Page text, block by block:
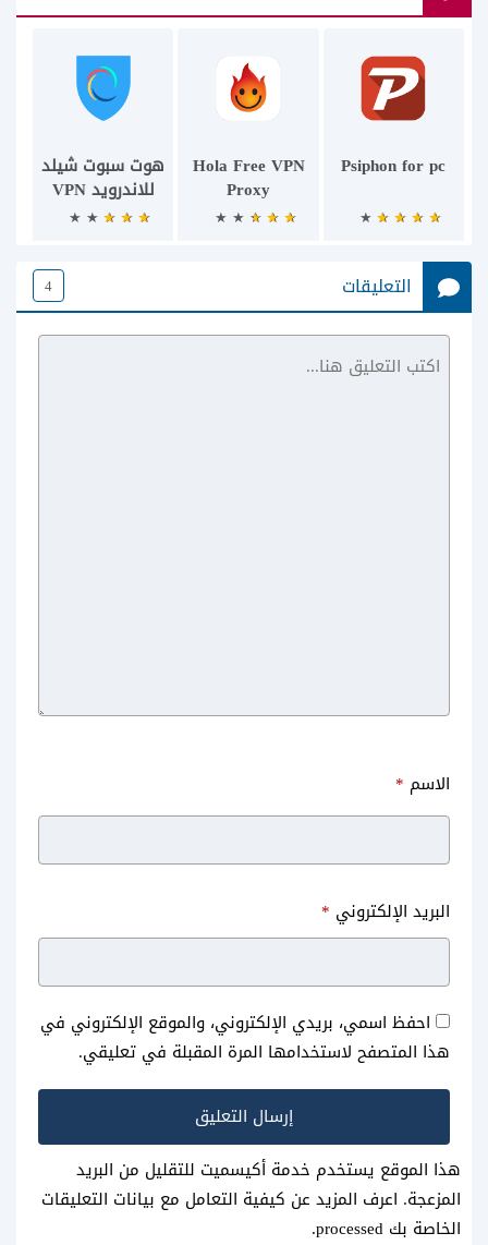
Psiphon for pc
Hola Free VPN
Proxy
هوت سبوت شيلد
للاندرويد VPN
Yoga VPN
التعليقات 4
الاسم *
البريد الإلكتروني *
احفظ اسمي، بريدي الإلكتروني، والموقع الإلكتروني في
هذا المتصفح لاستخدامها المرة المقبلة في تعليقي.
هذا الموقع يستخدم خدمة أكيسميت للتقليل من البريد
المزعجة. اعرف المزيد عن كيفية التعامل مع بيانات التعليقات
الخاصة بك processed
.